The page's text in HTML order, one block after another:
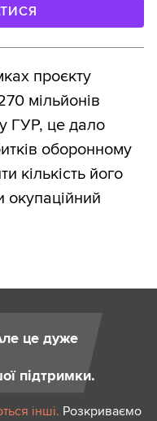
проєкту
мільйонів
ГУР, це дало
оборонному
кількість його
окупаційний
це дуже
підтримки.
інші. Розкриваємо